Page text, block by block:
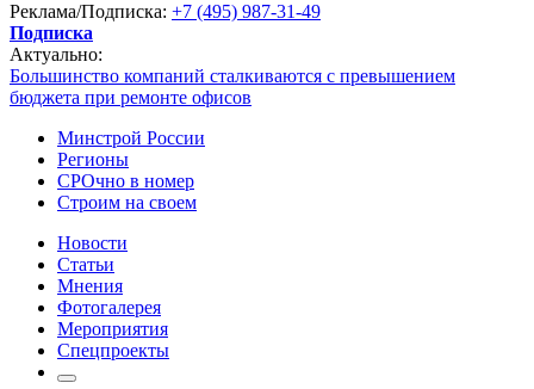
Реклама/Подписка: +7 (495) 987-31-49
Подписка
Актуально:
Большинство компаний сталкиваются с превышением
бюджета при ремонте офисов
Минстрой России
Регионы
СРОчно в номер
Строим на своем
Новости
Статьи
Мнения
Фотогалерея
Мероприятия
Спецпроекты